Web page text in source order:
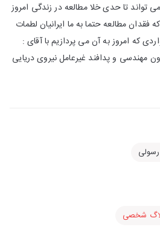
تواند تا حدی خلا مطالعه در زندگی امروز
فقدان مطالعه حتما به ما ایرانیان لطمات
که امروز به آن می پردازیم با آقای :
مهندسی و پدافند غیرعامل نیروی دریایی
شخصی